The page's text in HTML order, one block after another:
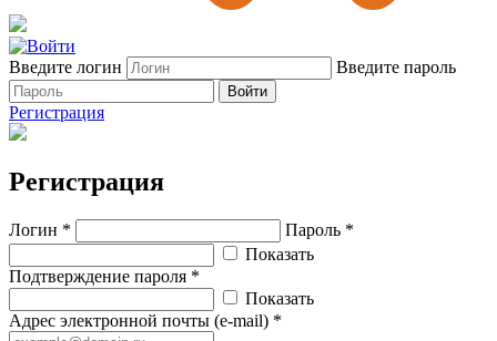
Введите логин Введите пароль
Войти
Регистрация
Регистрация
Логин *
Пароль *
Показать
Подтверждение пароля *
Показать
Адрес электронной почты (e-mail) *